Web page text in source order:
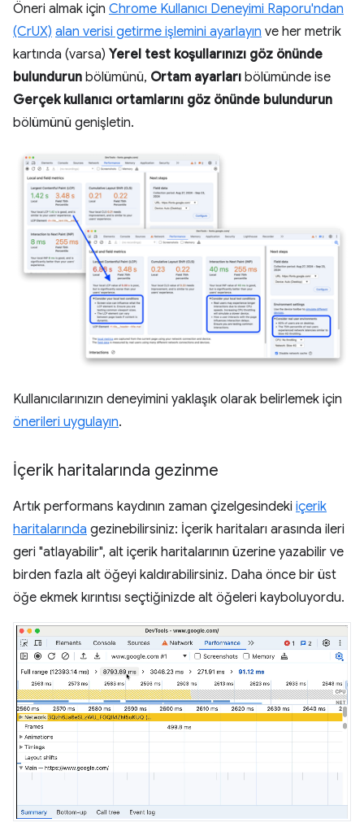
Öneri almak için Chrome Kullanıcı Deneyimi Raporu'ndan
(CrUX) alan verisi getirme işlemini ayarlayın ve her metrik
kartında (varsa) Yerel test koşullarınızı göz önünde
bulundurun bölümünü, Ortam ayarları bölümünde ise
Gerçek kullanıcı ortamlarını göz önünde bulundurun
bölümünü genişletin.
Kullanıcılarınızın deneyimini yaklaşık olarak belirlemek için
önerileri uygulayın.
İçerik haritalarında gezinme
Artık performans kaydının zaman çizelgesindeki içerik
haritalarında gezinebilirsiniz: İçerik haritaları arasında ileri
geri "atlayabilir", alt içerik haritalarının üzerine yazabilir ve
birden fazla alt öğeyi kaldırabilirsiniz. Daha önce bir üst
öğe ekmek kırıntısı seçtiğinizde alt öğeleri kayboluyordu.